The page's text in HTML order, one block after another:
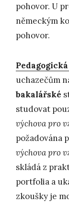
pohovor. U
německým
pohovor.
uchazečům
bakalářské
studovat
výchova pro
požadována
výchova pro
skládá z
portfolia a
zkoušky je